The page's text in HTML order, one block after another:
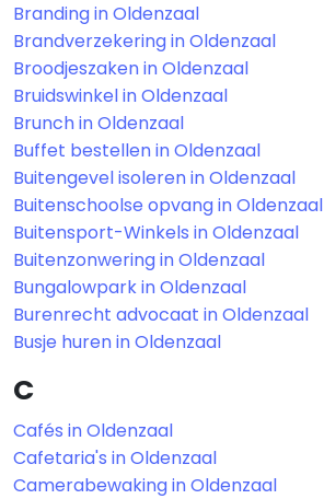
Branding in Oldenzaal
Brandverzekering in Oldenzaal
Broodjeszaken in Oldenzaal
Bruidswinkel in Oldenzaal
Brunch in Oldenzaal
Buffet bestellen in Oldenzaal
Buitengevel isoleren in Oldenzaal
Buitenschoolse opvang in Oldenzaal
Buitensport-Winkels in Oldenzaal
Buitenzonwering in Oldenzaal
Bungalowpark in Oldenzaal
Burenrecht advocaat in Oldenzaal
Busje huren in Oldenzaal
C
Cafés in Oldenzaal
Cafetaria's in Oldenzaal
Camerabewaking in Oldenzaal